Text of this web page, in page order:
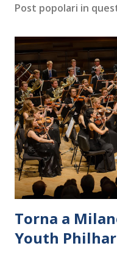
Post popolari in
Torna a
Youth